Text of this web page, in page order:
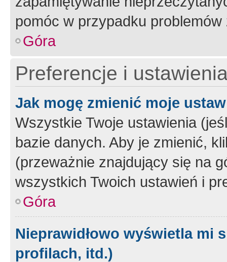
pomóc w przypadku
Góra
Preferencje i
Jak mogę zmienić moje
Wszystkie Twoje ustawienia
bazie danych. Aby je zmienić,
(przeważnie znajdujący się na
wszystkich Twoich ustawień i
Góra
Nieprawidłowo wyświetla mi
profilach, itd.)